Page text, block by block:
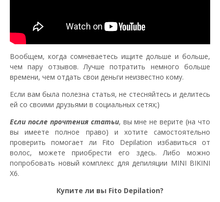
Вообщем, когда сомневаетесь ищите дольше и больше,
чем пару отзывов. Лучше потратить немного больше
времени, чем отдать свои деньги неизвестно кому.
Если вам была полезна статья, не стесняйтесь и делитесь
ей со своими друзьями в социальных сетях;)
Если после прочтения статьи, вы мне не верите (на что
вы имеете полное право) и хотите самостоятельно
проверить помогает ли Fito Depilation избавиться от
волос, можете приобрести его здесь. Либо можно
попробовать новый комплекс для депиляции MINI BIKINI
X6.
Купите ли вы Fito Depilation?